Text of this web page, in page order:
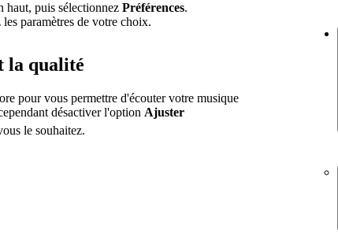
puis sélectionnez Préférences.
les paramètres de votre choix.
la qualité
pour vous permettre d'écouter votre musique
désactiver l'option Ajuster
le souhaitez.